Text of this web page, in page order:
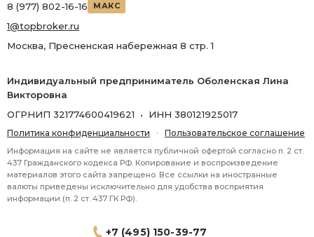
Метро
Метро
+7 (495) 150-39-77
8 (977) 802-16-16
МАКС
1@topbroker.ru
Москва, Пресненская набережная 8 стр. 1
Индивидуальный предприниматель Оболенская Лина
Викторовна
ОГРНИП 321774600419621 • ИНН 380121925017
Политика конфиденциальности · Пользовательское соглашение
Информация на сайте не является публичной офертой согласно п. 2 ст.
437 Гражданского кодекса РФ. Копирование и воспроизведение
материалов этого сайта запрещено. Все ссылки на иностранные
валюты приведены исключительно для удобства восприятия
информации (п. 2 ст. 437 ГК РФ).